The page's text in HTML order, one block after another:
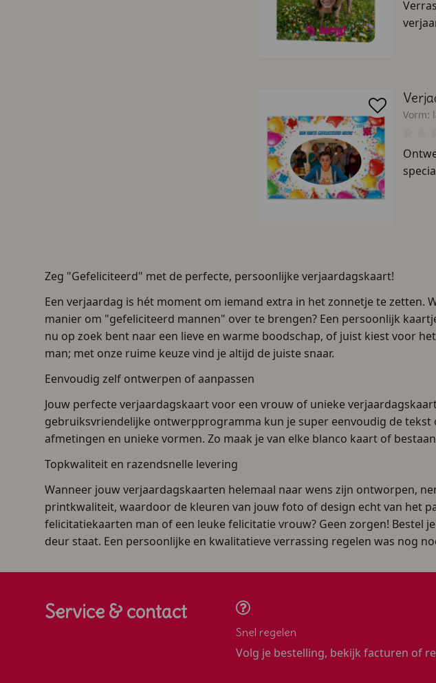
Vorm:
Zeg "Gefeliciteerd" met de perfecte, persoonlijke verjaardagskaart!
Een verjaardag is hét moment om iemand extra in het zonnetje te zetten.
manier om "gefeliciteerd mannen" over te brengen? Een persoonlijk
nu op zoek bent naar een lieve en warme boodschap, of juist kiest voor
man; met onze ruime keuze vind je altijd de juiste snaar.
Eenvoudig zelf ontwerpen of aanpassen
Jouw perfecte verjaardagskaart voor een vrouw of unieke
gebruiksvriendelijke ontwerpprogramma kun je super eenvoudig de
afmetingen en unieke vormen. Zo maak je van elke blanco kaart of
Topkwaliteit en razendsnelle levering
Wanneer jouw verjaardagskaarten helemaal naar wens zijn ontworpen,
printkwaliteit, waardoor de kleuren van jouw foto of design echt van het
felicitatiekaarten man of een leuke felicitatie vrouw? Geen zorgen! Bestel
deur staat. Een persoonlijke en kwalitatieve verrassing regelen was nog
Service & contact
Snel regelen
Volg je bestelling, bekijk facturen of